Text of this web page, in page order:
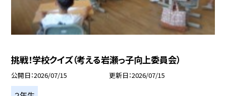
挑戦！学校クイズ（考える岩瀬っ子向上委員会）
公開日 2026/07/15 更新日 2026/07/15